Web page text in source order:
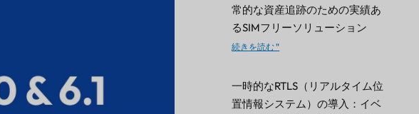
常的な資産追跡のための実績あ
るSIMフリーソリューション
続きを読む "
一時的なRTLS（リアルタイム位
置情報システム）の導入：イベ